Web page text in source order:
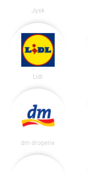
Jysk
Lidl
dm drogerie